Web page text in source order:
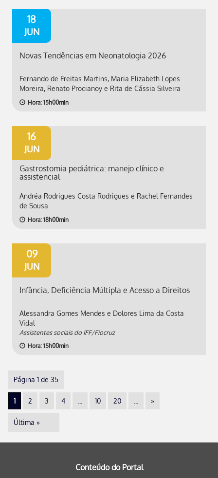
18
JUN
Novas Tendências em Neonatologia 2026
Fernando de Freitas Martins, Maria Elizabeth Lopes
Moreira, Renato Procianoy e Rita de Cássia Silveira
Hora: 15h00min
16
JUN
Gastrostomia pediátrica: manejo clínico e
assistencial
Andréa Rodrigues Costa Rodrigues e Rachel Fernandes
de Sousa
Hora: 18h00min
09
JUN
Infância, Deficiência Múltipla e Acesso a Direitos
Alessandra Gomes Mendes e Dolores Lima da Costa
Vidal
Assistentes sociais do IFF/Fiocruz
Hora: 15h00min
Página 1 de 35
1 2 3 4 10 20 »
Última »
Conteúdo do Portal